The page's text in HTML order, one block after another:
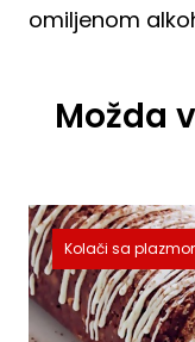
omiljenom
Možda
Kolači sa